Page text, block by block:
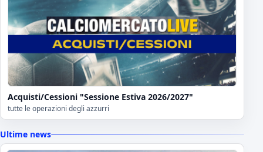
Acquisti/Cessioni "Sessione Estiva 2026/2027"
tutte le operazioni degli azzurri
Ultime news